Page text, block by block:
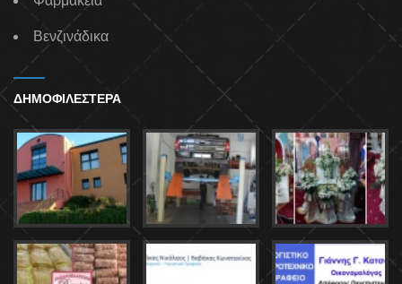
Βενζινάδικα
ΔΗΜΟΦΙΛΕΣΤΕΡΑ